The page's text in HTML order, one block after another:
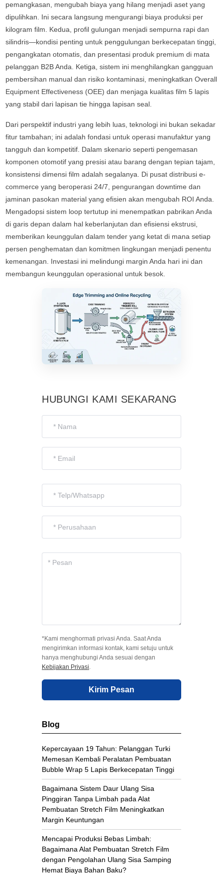
pemangkasan, mengubah biaya yang hilang menjadi aset yang
dipulihkan. Ini secara langsung mengurangi biaya produksi per
kilogram film. Kedua, profil gulungan menjadi sempurna rapi dan
silindris—kondisi penting untuk penggulungan berkecepatan tinggi,
pengangkatan otomatis, dan presentasi produk premium di mata
pelanggan B2B Anda. Ketiga, sistem ini menghilangkan gangguan
pembersihan manual dan risiko kontaminasi, meningkatkan Overall
Equipment Effectiveness (OEE) dan menjaga kualitas film 5 lapis
yang stabil dari lapisan tie hingga lapisan seal.
Dari perspektif industri yang lebih luas, teknologi ini bukan sekadar
fitur tambahan; ini adalah fondasi untuk operasi manufaktur yang
tangguh dan kompetitif. Dalam skenario seperti pengemasan
komponen otomotif yang presisi atau barang dengan tepian tajam,
konsistensi dimensi film adalah segalanya. Di pusat distribusi e-
commerce yang beroperasi 24/7, pengurangan downtime dan
jaminan pasokan material yang efisien akan mengubah ROI Anda.
Mengadopsi sistem loop tertutup ini menempatkan pabrikan Anda
di garis depan dalam hal keberlanjutan dan efisiensi ekstrusi,
memberikan keunggulan dalam tender yang ketat di mana setiap
persen penghematan dan komitmen lingkungan menjadi penentu
kemenangan. Investasi ini melindungi margin Anda hari ini dan
membangun keunggulan operasional untuk besok.
HUBUNGI KAMI SEKARANG
*Kami menghormati privasi Anda. Saat Anda
mengirimkan informasi kontak, kami setuju untuk
hanya menghubungi Anda sesuai dengan
Kebijakan Privasi.
Kirim Pesan
Blog
Kepercayaan 19 Tahun: Pelanggan Turki
Memesan Kembali Peralatan Pembuatan
Bubble Wrap 5 Lapis Berkecepatan Tinggi
Bagaimana Sistem Daur Ulang Sisa
Pinggiran Tanpa Limbah pada Alat
Pembuatan Stretch Film Meningkatkan
Margin Keuntungan
Mencapai Produksi Bebas Limbah:
Bagaimana Alat Pembuatan Stretch Film
dengan Pengolahan Ulang Sisa Samping
Hemat Biaya Bahan Baku?